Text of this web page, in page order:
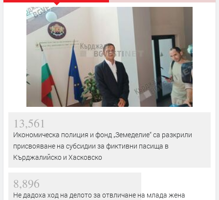
13,561
Икономическа полиция и фонд „Земеделие“ са разкрили
присвояване на субсидии за фиктивни пасища в
Кърджалийско и Хасковско
8,896
Не дадоха ход на делото за отвличане на млада жена